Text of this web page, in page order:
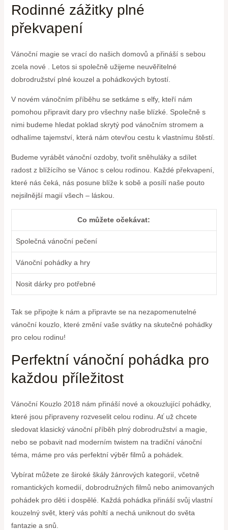
Rodinné zážitky plné
překvapení
Vánoční magie se vrací do našich domovů a přináší s sebou
zcela nové . Letos si společně užijeme neuvěřitelné
dobrodružství plné kouzel a pohádkových bytostí.
V novém vánočním příběhu se setkáme s elfy, kteří nám
pomohou připravit dary pro všechny naše blízké. Společně s
nimi budeme hledat poklad skrytý pod vánočním stromem a
odhalíme tajemství, která nám otevřou cestu k vlastnímu štěstí.
Budeme vyrábět vánoční ozdoby, tvořit sněhuláky a sdílet
radost z blížícího se Vánoc s celou rodinou. Každé překvapení,
které nás čeká, nás posune blíže k sobě a posílí naše pouto
nejsilnější magií všech – láskou.
Co můžete očekávat:
Společná vánoční pečení
Vánoční pohádky a hry
Nosit dárky pro potřebné
Tak se připojte k nám a připravte se na nezapomenutelné
vánoční kouzlo, které změní vaše svátky na skutečné pohádky
pro celou rodinu!
Perfektní vánoční pohádka pro
každou příležitost
Vánoční Kouzlo 2018 nám přináší nové a okouzlující pohádky,
které jsou připraveny rozveselit celou rodinu. Ať už chcete
sledovat klasický vánoční příběh plný dobrodružství a magie,
nebo se pobavit nad moderním twistem na tradiční vánoční
téma, máme pro vás perfektní výběr filmů a pohádek.
Vybírat můžete ze široké škály žánrových kategorií, včetně
romantických komedií, dobrodružných filmů nebo animovaných
pohádek pro děti i dospělé. Každá pohádka přináší svůj vlastní
kouzelný svět, který vás pohltí a nechá uniknout do světa
fantazie a snů.